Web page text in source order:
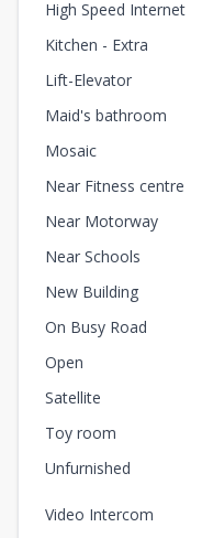
High Speed Internet
Kitchen - Extra
Lift-Elevator
Maid's bathroom
Mosaic
Near Fitness centre
Near Motorway
Near Schools
New Building
On Busy Road
Open
Satellite
Toy room
Unfurnished
Video Intercom